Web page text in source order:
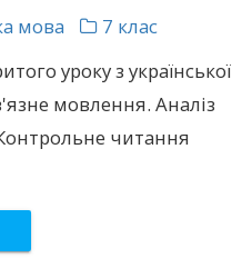
мова
7 клас
уроку з української
мовлення. Аналіз
читання